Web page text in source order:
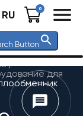
RU 0
Button
/
для